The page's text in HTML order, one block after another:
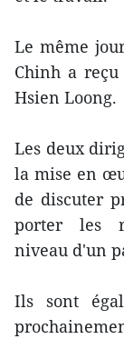
Le même
Chinh a reçu
Hsien Loong.
Les deux
la mise en
de discuter
porter les
niveau d'un
Ils sont